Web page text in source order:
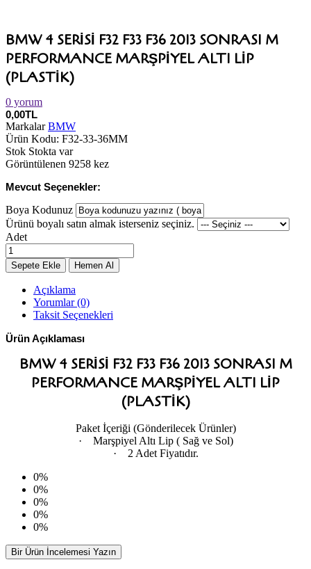
BMW 4 SERISI F32 F33 F36 2013 SONRASI M
PERFORMANCE MARŞPIYEL ALTI LIP
(PLASTIK)
0 yorum
0,00TL
MarkalarBMW
Ürün Kodu: F32-33-36MM
Stok Stokta var
Görüntülenen 9258 kez
Mevcut Seçenekler:
Boya Kodunuz
Ürünü boyalı satın almak isterseniz seçiniz.
Adet
Açıklama
Yorumlar (0)
Taksit Seçenekleri
Ürün Açıklaması
BMW 4 SERISI F32 F33 F36 2013 SONRASI M
PERFORMANCE MARŞPIYEL ALTI LIP
(PLASTIK)
Paket İçeriği (Gönderilecek Ürünler)
· Marşpiyel Altı Lip ( Sağ ve Sol)
· 2 Adet Fiyatıdır.
0%
0%
0%
0%
0%
Bir Ürün İncelemesi Yazın